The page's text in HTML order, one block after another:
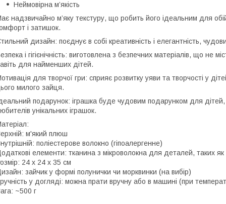
Неймовірна м’якість
надзвичайно м’яку текстуру, що робить його ідеальним для
і затишок.
дизайн: поєднує в собі креативність і елегантність,
і гігієнічність: виготовлена з безпечних матеріалів, що не
для найменших дітей.
для творчої гри: сприяє розвитку уяви та творчості у
милого зайця.
подарунок: іграшка буде чудовим подарунком для дітей,
унікальних іграшок.
м'який плюш
поліестерове волокно (гіпоалергенне)
елементи: тканина з мікроволокна для деталей, таких як
24 х 24 х 35 см
зайчик у формі полунички чи морквинки (на вибір)
у догляді: можна прати вручну або в машині (при
~500 г